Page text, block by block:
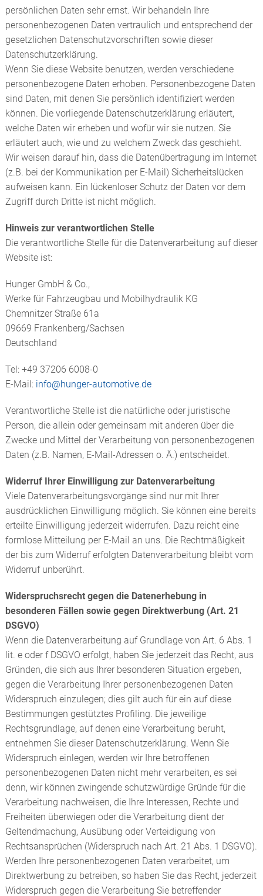
persönlichen Daten sehr ernst. Wir behandeln Ihre
personenbezogenen Daten vertraulich und entsprechend der
gesetzlichen Datenschutzvorschriften sowie dieser
Datenschutzerklärung.
Wenn Sie diese Website benutzen, werden verschiedene
personenbezogene Daten erhoben. Personenbezogene Daten
sind Daten, mit denen Sie persönlich identifiziert werden
können. Die vorliegende Datenschutzerklärung erläutert,
welche Daten wir erheben und wofür wir sie nutzen. Sie
erläutert auch, wie und zu welchem Zweck das geschieht.
Wir weisen darauf hin, dass die Datenübertragung im Internet
(z.B. bei der Kommunikation per E-Mail) Sicherheitslücken
aufweisen kann. Ein lückenloser Schutz der Daten vor dem
Zugriff durch Dritte ist nicht möglich.
Hinweis zur verantwortlichen Stelle
Die verantwortliche Stelle für die Datenverarbeitung auf dieser
Website ist:
Hunger GmbH & Co.,
Werke für Fahrzeugbau und Mobilhydraulik KG
Chemnitzer Straße 61a
09669 Frankenberg/Sachsen
Deutschland
Tel: +49 37206 6008-0
E-Mail: info@hunger-automotive.de
Verantwortliche Stelle ist die natürliche oder juristische
Person, die allein oder gemeinsam mit anderen über die
Zwecke und Mittel der Verarbeitung von personenbezogenen
Daten (z.B. Namen, E-Mail-Adressen o. Ä.) entscheidet.
Widerruf Ihrer Einwilligung zur Datenverarbeitung
Viele Datenverarbeitungsvorgänge sind nur mit Ihrer
ausdrücklichen Einwilligung möglich. Sie können eine bereits
erteilte Einwilligung jederzeit widerrufen. Dazu reicht eine
formlose Mitteilung per E-Mail an uns. Die Rechtmäßigkeit
der bis zum Widerruf erfolgten Datenverarbeitung bleibt vom
Widerruf unberührt.
Widerspruchsrecht gegen die Datenerhebung in
besonderen Fällen sowie gegen Direktwerbung (Art. 21
DSGVO)
Wenn die Datenverarbeitung auf Grundlage von Art. 6 Abs. 1
lit. e oder f DSGVO erfolgt, haben Sie jederzeit das Recht, aus
Gründen, die sich aus Ihrer besonderen Situation ergeben,
gegen die Verarbeitung Ihrer personenbezogenen Daten
Widerspruch einzulegen; dies gilt auch für ein auf diese
Bestimmungen gestütztes Profiling. Die jeweilige
Rechtsgrundlage, auf denen eine Verarbeitung beruht,
entnehmen Sie dieser Datenschutzerklärung. Wenn Sie
Widerspruch einlegen, werden wir Ihre betroffenen
personenbezogenen Daten nicht mehr verarbeiten, es sei
denn, wir können zwingende schutzwürdige Gründe für die
Verarbeitung nachweisen, die Ihre Interessen, Rechte und
Freiheiten überwiegen oder die Verarbeitung dient der
Geltendmachung, Ausübung oder Verteidigung von
Rechtsansprüchen (Widerspruch nach Art. 21 Abs. 1 DSGVO).
Werden Ihre personenbezogenen Daten verarbeitet, um
Direktwerbung zu betreiben, so haben Sie das Recht, jederzeit
Widerspruch gegen die Verarbeitung Sie betreffender